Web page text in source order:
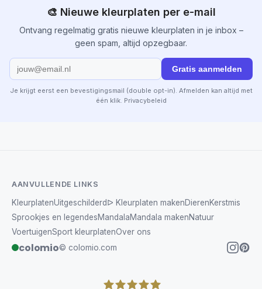
🎨 Nieuwe kleurplaten per e-mail
Ontvang regelmatig gratis nieuwe kleurplaten in je inbox –
geen spam, altijd opzegbaar.
Gratis aanmelden
Je krijgt eerst een bevestigingsmail (double opt-in). Afmelden kan altijd met
één klik. Privacybeleid
AANVULLENDE LINKS
KleurplatenUitgeschilderdᐅ Kleurplaten makenDierenKerstmis
Sprookjes en legendesMandalaMandala makenNatuur
VoertuigenSport kleurplatenOver ons
colomio© colomio.com